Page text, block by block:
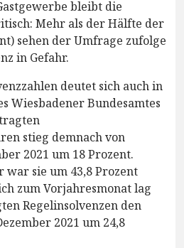
bleibt die
Mehr als der Hälfte der
sehen der Umfrage zufolge
in Gefahr.
deutet sich auch in
Wiesbadener Bundesamtes
stieg demnach von
2021 um 18 Prozent.
war sie um 43,8 Prozent
zum Vorjahresmonat lag
Regelinsolvenzen den
2021 um 24,8